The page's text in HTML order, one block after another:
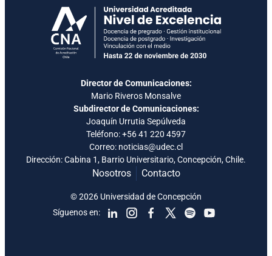
Director de Comunicaciones:
Mario Riveros Monsalve
Subdirector de Comunicaciones:
Joaquín Urrutia Sepúlveda
Teléfono:+56 41 220 4597
Correo: noticias@udec.cl
Dirección: Cabina 1, Barrio Universitario, Concepción, Chile.
Nosotros Contacto
Síguenos en:
© 2026 Universidad de Concepción